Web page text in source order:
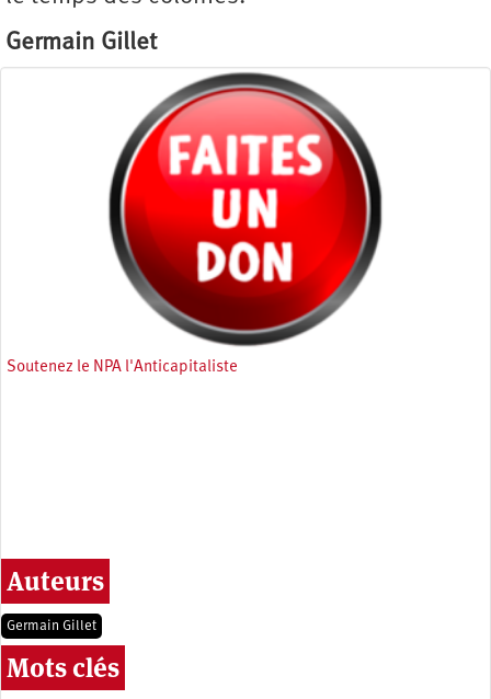
Germain Gillet
Soutenez le NPA l'Anticapitaliste
Auteurs
Germain Gillet
Mots clés